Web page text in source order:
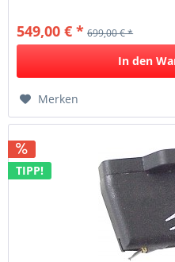
549,00 € * 699,00 € *
In den
Merken
TIPP!